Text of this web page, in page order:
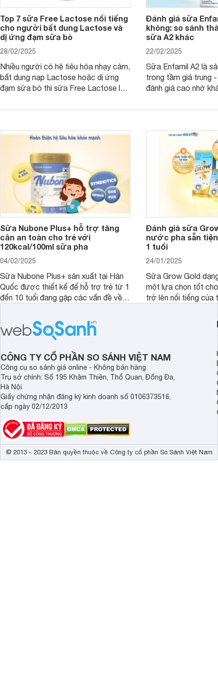
Top 7 sữa Free Lactose nổi tiếng
cho người bất dung Lactose và
dị ứng đạm sữa bò
28/02/2025
Nhiều người có hệ tiêu hóa nhạy cảm,
bất dung nạp Lactose hoặc dị ứng
đạm sữa bò thì sữa Free Lactose là
người lớn, giúp giải quyết tình trạng rối
loạn tiêu hóa, hấp thu dễ dàng hơn.
Đánh giá sữa
không: so sánh
sữa A2 khác
22/02/2025
Sữa Enfamil A2 là
trong tầm giá trung
đánh giá cao nhờ
dưỡng toàn diện
Sữa Nubone Plus+ hỗ trợ tăng
cân an toàn cho trẻ với
120kcal/100ml sữa pha
04/02/2025
Sữa Nubone Plus+ sản xuất tại Hàn
Quốc được thiết kế để hỗ trợ trẻ từ 1
đến 10 tuổi đang gặp các vấn đề về
dinh dưỡng. Sản phẩm đến từ thương
hiệu Lotte đứng số 1 Hàn Quốc, với
mức giá thành ổn phù hợp với người
dùng Việt.
Đánh giá sữa
nước pha sẵn
1 tuổi
24/01/2025
Sữa Grow Gold
một lựa chọn tốt
trở lên nổi tiếng của
Malaysia. Với thành
đầy đủ và hương vị
thể chất mà còn hỗ
giác.
CÔNG TY CỔ PHẦN SO SÁNH VIỆT NAM
Công cụ so sánh giá online - Không bán hàng
Trụ sở chính: Số 195 Khâm Thiên, Thổ Quan, Đống Đa,
Hà Nội
Giấy chứng nhận đăng ký kinh doanh số 0106373516,
cấp ngày 02/12/2013
© 2013 - 2023 Bản quyền thuộc về Công ty cổ phần So Sánh Việt Nam